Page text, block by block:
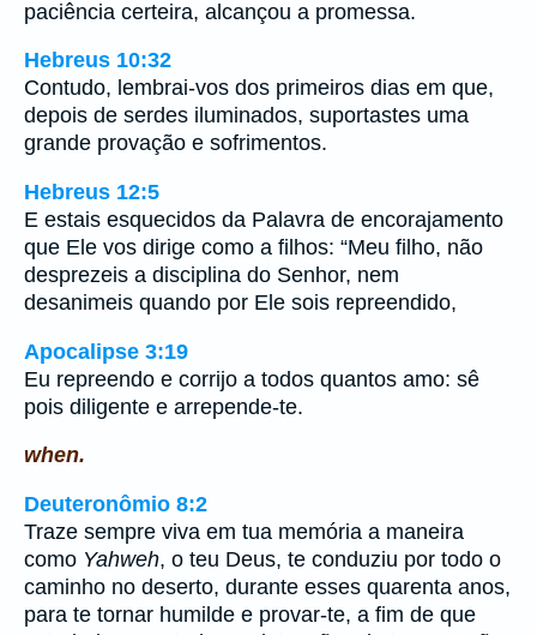
paciência certeira, alcançou a promessa.
Hebreus 10:32
Contudo, lembrai-vos dos primeiros dias em que,
depois de serdes iluminados, suportastes uma
grande provação e sofrimentos.
Hebreus 12:5
E estais esquecidos da Palavra de encorajamento
que Ele vos dirige como a filhos: “Meu filho, não
desprezeis a disciplina do Senhor, nem
desanimeis quando por Ele sois repreendido,
Apocalipse 3:19
Eu repreendo e corrijo a todos quantos amo: sê
pois diligente e arrepende-te.
when.
Deuteronômio 8:2
Traze sempre viva em tua memória a maneira
como Yahweh, o teu Deus, te conduziu por todo o
caminho no deserto, durante esses quarenta anos,
para te tornar humilde e provar-te, a fim de que